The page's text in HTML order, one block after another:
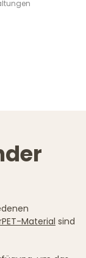
Material sind